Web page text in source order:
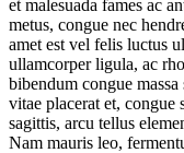
et malesuada fames ac
metus, congue nec
amet est vel felis luctus
ullamcorper ligula, ac
bibendum congue
vitae placerat et, congue
sagittis, arcu tellus
Nam mauris leo,